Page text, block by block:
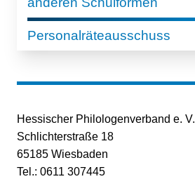
Personalräteausschuss
Hessischer Philologenverband e. V.
Schlichterstraße 18
65185 Wiesbaden
Tel.: 0611 307445